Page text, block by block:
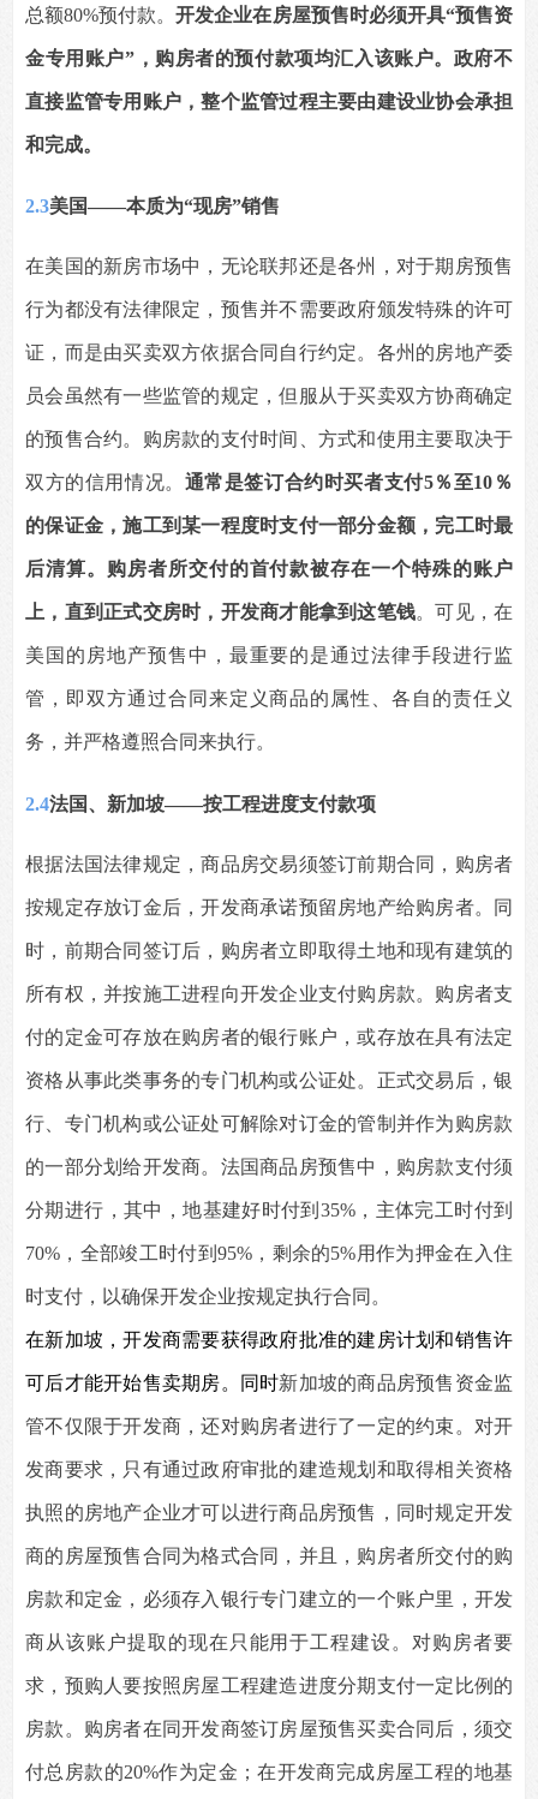
总额80%预付款。开发企业在房屋预售时必须开具“预售资
金专用账户”，购房者的预付款项均汇入该账户。政府不
直接监管专用账户，整个监管过程主要由建设业协会承担
和完成。
2.3美国——本质为“现房”销售
在美国的新房市场中，无论联邦还是各州，对于期房预售
行为都没有法律限定，预售并不需要政府颁发特殊的许可
证，而是由买卖双方依据合同自行约定。各州的房地产委
员会虽然有一些监管的规定，但服从于买卖双方协商确定
的预售合约。购房款的支付时间、方式和使用主要取决于
双方的信用情况。 通常是签订合约时买者支付5％至10％
的保证金，施工到某一程度时支付一部分金额，完工时最
后清算。购房者所交付的首付款被存在一个特殊的账户
上，直到正式交房时，开发商才能拿到这笔钱。可见，在
美国的房地产预售中，最重要的是通过法律手段进行监
管，即双方通过合同来定义商品的属性、各自的责任义
务，并严格遵照合同来执行。
2.4法国、新加坡——按工程进度支付款项
根据法国法律规定，商品房交易须签订前期合同，购房者
按规定存放订金后，开发商承诺预留房地产给购房者。同
时，前期合同签订后，购房者立即取得土地和现有建筑的
所有权，并按施工进程向开发企业支付购房款。购房者支
付的定金可存放在购房者的银行账户，或存放在具有法定
资格从事此类事务的专门机构或公证处。正式交易后，银
行、专门机构或公证处可解除对订金的管制并作为购房款
的一部分划给开发商。法国商品房预售中，购房款支付须
分期进行，其中，地基建好时付到35%，主体完工时付到
70%，全部竣工时付到95%，剩余的5%用作为押金在入住
时支付，以确保开发企业按规定执行合同。
在新加坡，开发商需要获得政府批准的建房计划和销售许
可后才能开始售卖期房。同时新加坡的商品房预售资金监
管不仅限于开发商，还对购房者进行了一定的约束。对开
发商要求，只有通过政府审批的建造规划和取得相关资格
执照的房地产企业才可以进行商品房预售，同时规定开发
商的房屋预售合同为格式合同，并且，购房者所交付的购
房款和定金，必须存入银行专门建立的一个账户里，开发
商从该账户提取的现在只能用于工程建设。对购房者要
求，预购人要按照房屋工程建造进度分期支付一定比例的
房款。购房者在同开发商签订房屋预售买卖合同后，须交
付总房款的20%作为定金；在开发商完成房屋工程的地基